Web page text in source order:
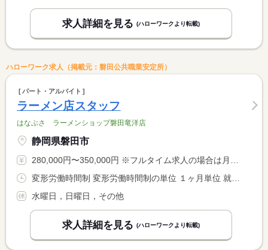
求人詳細を見る (ハローワークより転載)
ハローワーク求人（掲載元：磐田公共職業安定所）
パート・アルバイト
ラーメン店スタッフ
はなぶさ ラーメンショップ磐田竜洋店
静岡県磐田市
280,000円〜350,000円 ※フルタイム求人の場合は月額（換算額）、パート求人の場合は時間額を表示しています。
水曜日，日曜日，その他
求人詳細を見る (ハローワークより転載)